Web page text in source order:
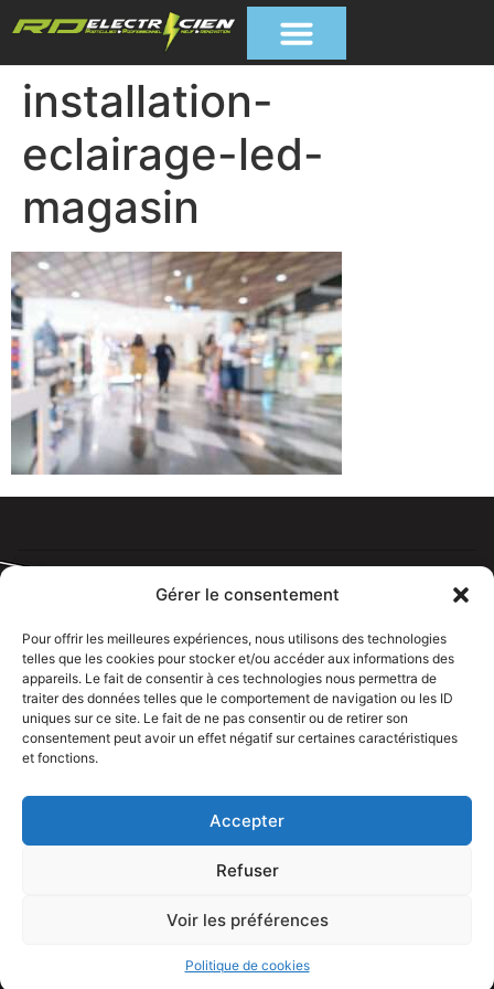
Gérer le consentement
Pour offrir les meilleures expériences, nous utilisons des technologies
telles que les cookies pour stocker et/ou accéder aux informations des
appareils. Le fait de consentir à ces technologies nous permettra de
traiter des données telles que le comportement de navigation ou les ID
uniques sur ce site. Le fait de ne pas consentir ou de retirer son
consentement peut avoir un effet négatif sur certaines caractéristiques
et fonctions.
Accepter
Refuser
Voir les préférences
Politique de cookies
installation-
eclairage-led-
magasin
Tous droits réservé @rdelectricien.fr –Mentions légales–
Recrutement–
Siege social :82 rue Jeanne d’Arc – 76000 Rouen
Bureau et showroom :
APPELEZ NOUS